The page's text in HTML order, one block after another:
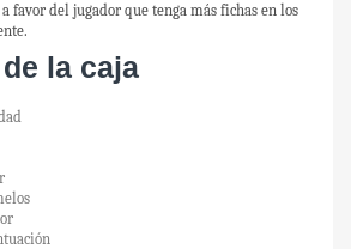
favor del jugador que tenga más fichas en los
la caja